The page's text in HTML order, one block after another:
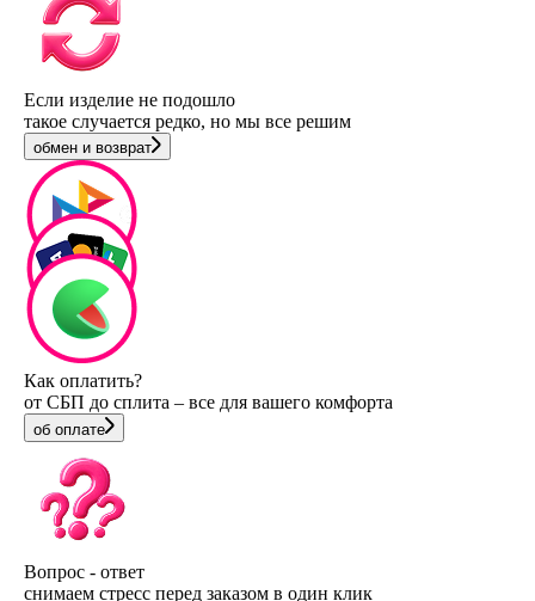
Если изделие не подошло
такое случается редко, но мы все решим
обмен и возврат
Как оплатить?
от СБП до сплита – все для вашего комфорта
об оплате
Вопрос - ответ
снимаем стресс перед заказом в один клик